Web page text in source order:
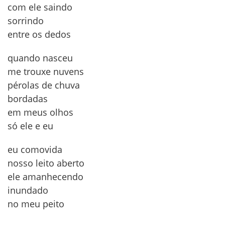
com ele saindo
sorrindo
entre os dedos
quando nasceu
me trouxe nuvens
pérolas de chuva
bordadas
em meus olhos
só ele e eu
eu comovida
nosso leito aberto
ele amanhecendo
inundado
no meu peito